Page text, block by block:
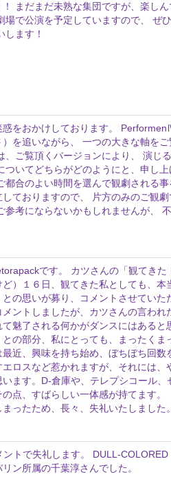
まだまだ未熟な集団ですが、楽し
場で公演を予定していますので、 ぜ
ます！
をおかけしております。
を追いながら、 一つの大きな軸を
、ご覧頂くバージョンにより、 演じ
ついてどちらがどのようにと、申し
合のよい時間を選んで観劇される事
ておりますので、 片方のみのご観
参考にならないかもしれませんが、
です。 カツさんの「観てきた
ど）１６日、観てきた私としても、
との思いが募り、コメントさせてい
ントしましたが、カツさんの言われ
魅了される何かがダンスにはあると
の部分、私にとっても、まったくま
近、興味を持ち始め、ぼちぼち回数
ロスなど惹かれますが、それには、
ます。D-倉庫や、テレプシコール、
の点、すばらしい一体感が持てます
ったため、長々、失礼いたしました。
トで失礼します。 DULL-
ン所属の千葉淳さんでした。